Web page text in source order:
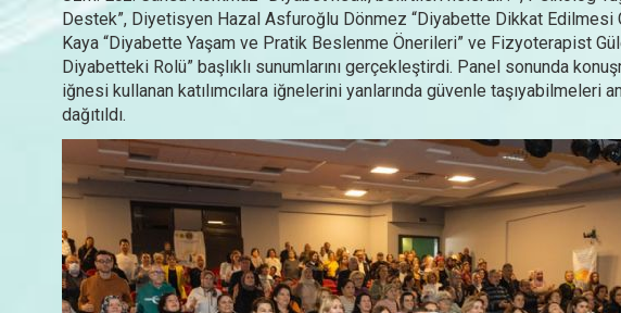
Destek”, Diyetisyen Hazal Asfuroğlu Dönmez “Diyabette Dikkat Edilmesi
Kaya “Diyabette Yaşam ve Pratik Beslenme Önerileri” ve Fizyoterapist
Diyabetteki Rolü” başlıklı sunumlarını gerçekleştirdi. Panel sonunda
iğnesi kullanan katılımcılara iğnelerini yanlarında güvenle taşıyabilmeleri
dağıtıldı.